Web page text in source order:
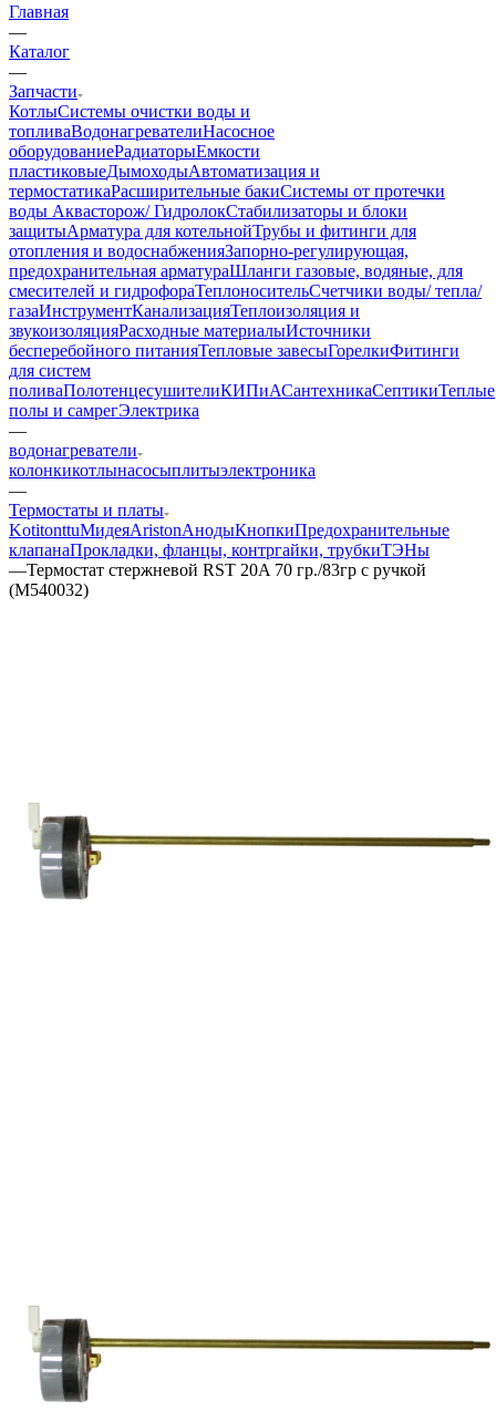
Главная
—
Каталог
—
Запчасти
КотлыСистемы очистки воды и
топливаВодонагревателиНасосное
оборудованиеРадиаторыЕмкости
пластиковыеДымоходыАвтоматизация и
термостатикаРасширительные бакиСистемы от протечки
воды Аквасторож/ ГидролокСтабилизаторы и блоки
защитыАрматура для котельнойТрубы и фитинги для
отопления и водоснабженияЗапорно-регулирующая,
предохранительная арматураШланги газовые, водяные, для
смесителей и гидрофораТеплоносительСчетчики воды/ тепла/
газаИнструментКанализацияТеплоизоляция и
звукоизоляцияРасходные материалыИсточники
бесперебойного питанияТепловые завесыГорелкиФитинги
для систем
поливаПолотенцесушителиКИПиАСантехникаСептикиТеплые
полы и самрегЭлектрика
—
водонагреватели
колонкикотлынасосыплитыэлектроника
—
Термостаты и платы
KotitonttuМидеяAristonАнодыКнопкиПредохранительные
клапанаПрокладки, фланцы, контргайки, трубкиТЭНы
—Термостат стержневой RST 20A 70 гр./83гр с ручкой
(М540032)